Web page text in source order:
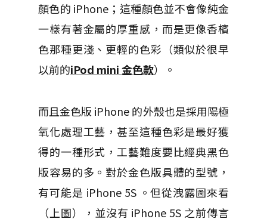
顏色的 iPhone；這種顏色並不會像純金
一樣有著金屬的厚重感，而是更像香檳
色那種更淺、更輕的色彩（類似於很早
以前的iPod mini 金色款）。
而且金色版 iPhone 的外殼也是採用陽極
氧化處理工藝，甚至這種色彩是最好獲
得的一種形式，工藝難度要比經典黑色
版容易的多。對於金色版具體的型號，
有可能是 iPhone 5S 。但從洩露圖來看
（上圖），並沒有 iPhone 5S 之前傳言